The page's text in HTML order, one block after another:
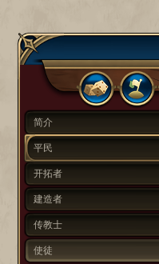
简介
平民
开拓者
建造者
传教士
使徒